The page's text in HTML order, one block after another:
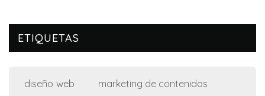
ETIQUETAS
diseño web marketing de contenidos